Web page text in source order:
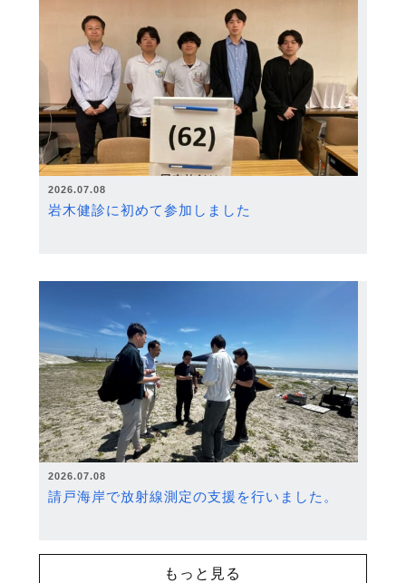
2026.07.08
岩木健診に初めて参加しました
2026.07.08
請戸海岸で放射線測定の支援を行いました。
もっと見る